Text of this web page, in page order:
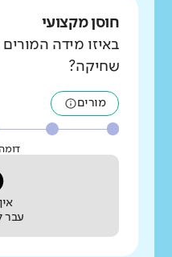
חוסן מקצועי
באיזו מידה
שחיקה?
מורים
עבר